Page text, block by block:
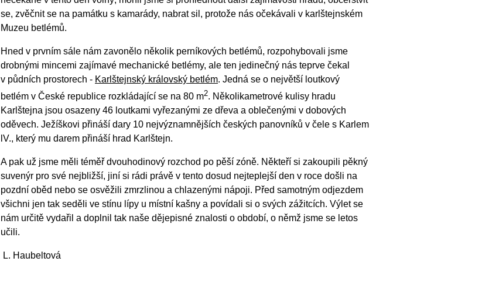
se, zvěčnit se na památku s kamarády, nabrat sil, protože nás očekávali v karlštejnském
Muzeu betlémů.
Hned v prvním sále nám zavonělo několik perníkových betlémů, rozpohybovali jsme
drobnými mincemi zajímavé mechanické betlémy, ale ten jedinečný nás teprve čekal
v půdních prostorech - Karlštejnský královský betlém. Jedná se o největší loutkový
betlém v České republice rozkládající se na 80 m2. Několikametrové kulisy hradu
Karlštejna jsou osazeny 46 loutkami vyřezanými ze dřeva a oblečenými v dobových
oděvech. Ježíškovi přináší dary 10 nejvýznamnějších českých panovníků v čele s Karlem
lV., který mu darem přináší hrad Karlštejn.
A pak už jsme měli téměř dvouhodinový rozchod po pěší zóně. Někteří si zakoupili pěkný
suvenýr pro své nejbližší, jiní si rádi právě v tento dosud nejteplejší den v roce došli na
pozdní oběd nebo se osvěžili zmrzlinou a chlazenými nápoji. Před samotným odjezdem
všichni jen tak seděli ve stínu lípy u místní kašny a povídali si o svých zážitcích. Výlet se
nám určitě vydařil a doplnil tak naše dějepisné znalosti o období, o němž jsme se letos
učili.
L. Haubeltová